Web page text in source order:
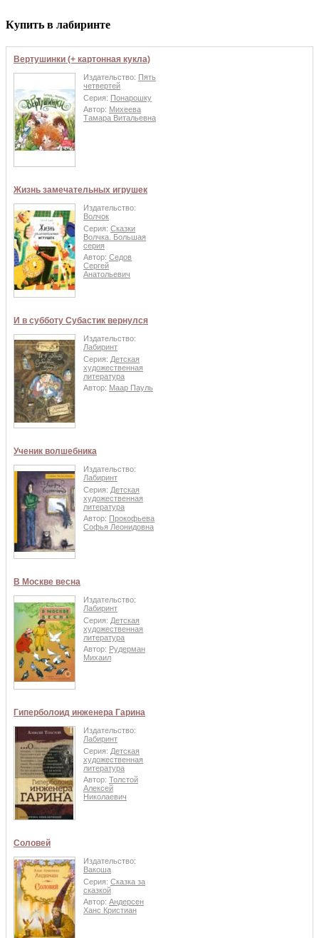
Купить в лабиринте
Вертушинки (+ картонная кукла)
Издательство: Пять
четвертей
Серия: Понарошку
Автор: Михеева
Тамара Витальевна
Жизнь замечательных игрушек
Издательство:
Волчок
Серия: Сказки
Волчка. Большая
серия
Автор: Седов
Сергей
Анатольевич
И в субботу Субастик вернулся
Издательство:
Лабиринт
Серия: Детская
художественная
литература
Автор: Маар Пауль
Ученик волшебника
Издательство:
Лабиринт
Серия: Детская
художественная
литература
Автор: Прокофьева
Софья Леонидовна
В Москве весна
Издательство:
Лабиринт
Серия: Детская
художественная
литература
Автор: Рудерман
Михаил
Гиперболоид инженера Гарина
Издательство:
Лабиринт
Серия: Детская
художественная
литература
Автор: Толстой
Алексей
Николаевич
Соловей
Издательство:
Вакоша
Серия: Сказка за
сказкой
Автор: Андерсен
Ханс Кристиан